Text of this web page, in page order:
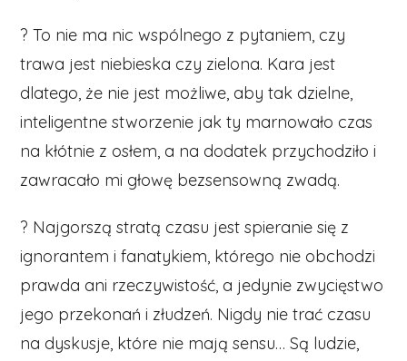
? To nie ma nic wspólnego z pytaniem, czy
trawa jest niebieska czy zielona. Kara jest
dlatego, że nie jest możliwe, aby tak dzielne,
inteligentne stworzenie jak ty marnowało czas
na kłótnie z osłem, a na dodatek przychodziło i
zawracało mi głowę bezsensowną zwadą.
? Najgorszą stratą czasu jest spieranie się z
ignorantem i fanatykiem, którego nie obchodzi
prawda ani rzeczywistość, a jedynie zwycięstwo
jego przekonań i złudzeń. Nigdy nie trać czasu
na dyskusje, które nie mają sensu… Są ludzie,